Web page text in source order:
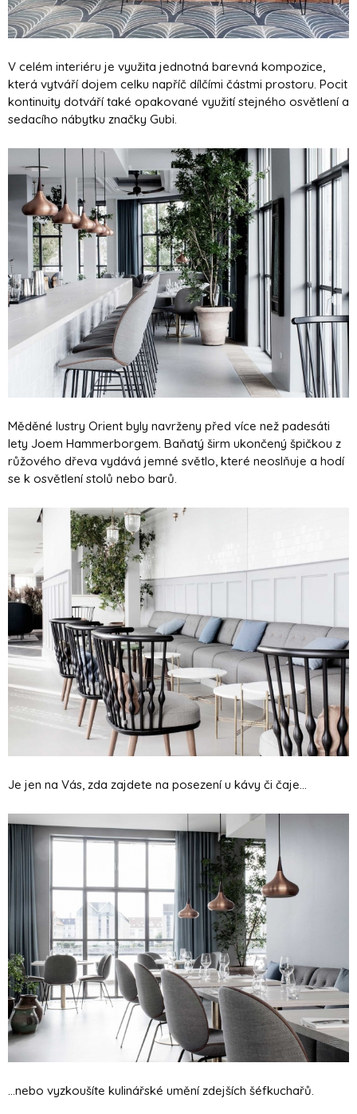
V celém interiéru je využita jednotná barevná kompozice,
která vytváří dojem celku napříč dílčími částmi prostoru. Pocit
kontinuity dotváří také opakované využití stejného osvětlení a
sedacího nábytku značky Gubi.
Měděné lustry Orient byly navrženy před více než padesáti
lety Joem Hammerborgem. Baňatý širm ukončený špičkou z
růžového dřeva vydává jemné světlo, které neoslňuje a hodí
se k osvětlení stolů nebo barů.
Je jen na Vás, zda zajdete na posezení u kávy či čaje...
...nebo vyzkoušíte kulinářské umění zdejších šéfkuchařů.